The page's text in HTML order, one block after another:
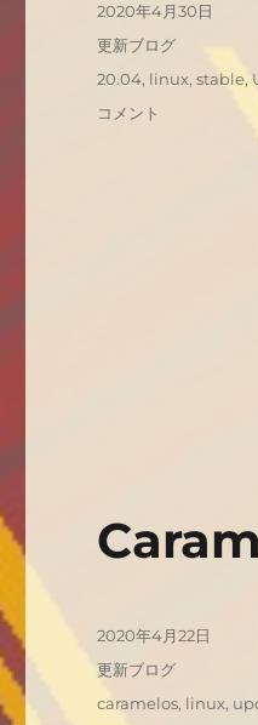
投
稿
2020年4月30日
カ
リ
更新ブログ
タ
20.04, linux,stable,
Upper
コメント
投
稿
2020年4月22日
カ
更新ブログ
タ
caramelos, linux,